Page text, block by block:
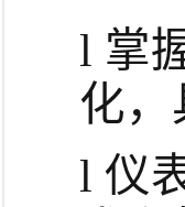
l 掌
化
l 仪